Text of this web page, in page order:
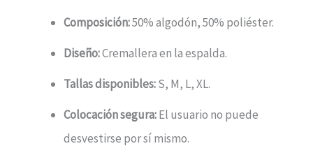
Composición:50% algodón, 50% poliéster.
Diseño:Cremallera en la espalda.
Tallas disponibles:S, M, L, XL.
Colocación segura:El usuario no puede
desvestirse por sí mismo.